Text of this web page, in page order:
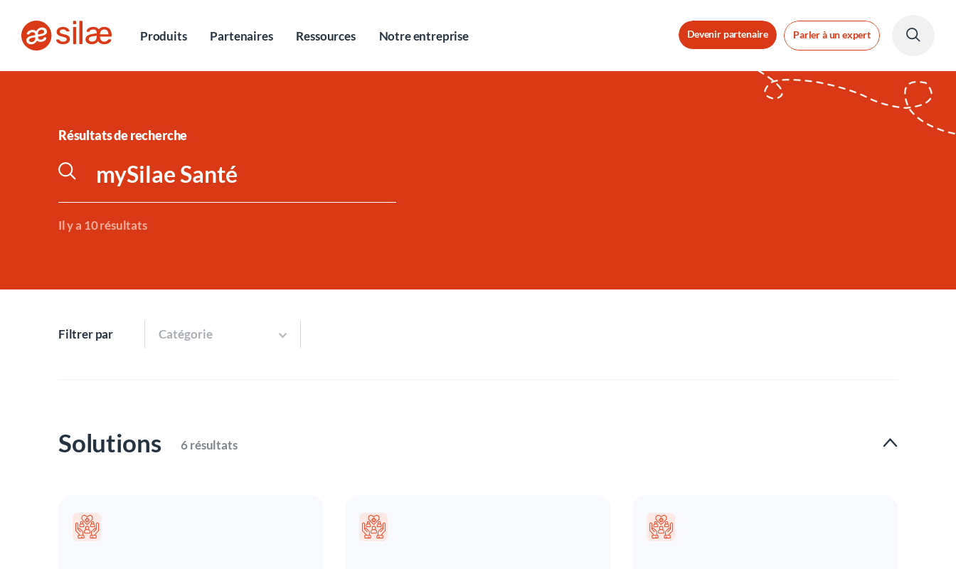
Produits Partenaires Ressources Notre entreprise Devenir partenaire Parler à un expert
Résultats de recherche
Il y a 10 résultats
Filtrer par Catégorie
Solutions 6 résultats